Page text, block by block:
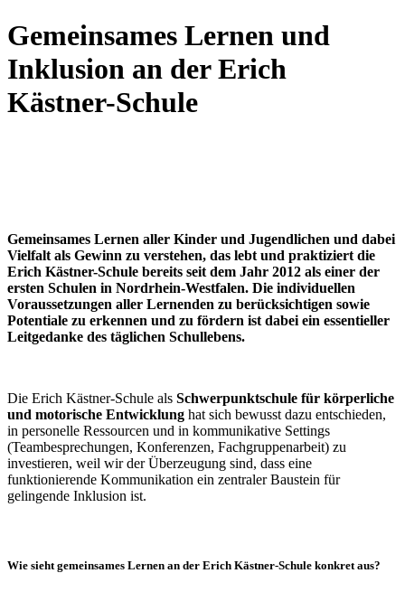
Gemeinsames Lernen und
Inklusion an der Erich
Kästner-Schule
Gemeinsames Lernen aller Kinder und Jugendlichen und dabei
Vielfalt als Gewinn zu verstehen, das lebt und praktiziert die
Erich Kästner-Schule bereits seit dem Jahr 2012 als einer der
ersten Schulen in Nordrhein-Westfalen. Die individuellen
Voraussetzungen aller Lernenden zu berücksichtigen sowie
Potentiale zu erkennen und zu fördern ist dabei ein essentieller
Leitgedanke des täglichen Schullebens.
Die Erich Kästner-Schule als Schwerpunktschule für körperliche
und motorische Entwicklung hat sich bewusst dazu entschieden,
in personelle Ressourcen und in kommunikative Settings
(Teambesprechungen, Konferenzen, Fachgruppenarbeit) zu
investieren, weil wir der Überzeugung sind, dass eine
funktionierende Kommunikation ein zentraler Baustein für
gelingende Inklusion ist.
Wie sieht gemeinsames Lernen an der Erich Kästner-Schule konkret aus?